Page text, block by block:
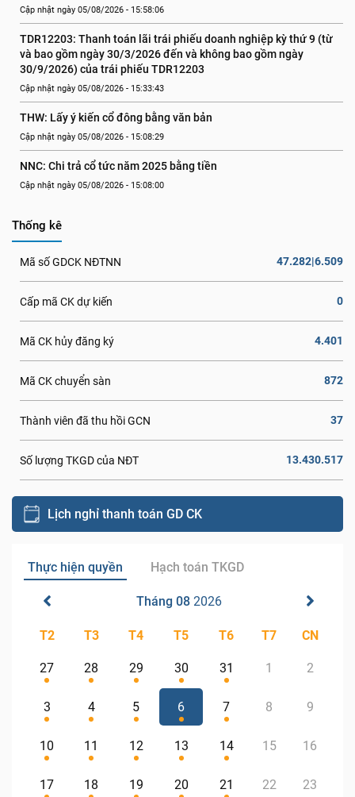
Cập nhật ngày 05/08/2026 - 15:58:06
TDR12203: Thanh toán lãi trái phiếu doanh nghiệp kỳ thứ 9 (từ
và bao gồm ngày 30/3/2026 đến và không bao gồm ngày
30/9/2026) của trái phiếu TDR12203
Cập nhật ngày 05/08/2026 - 15:33:43
THW: Lấy ý kiến cổ đông bằng văn bản
Cập nhật ngày 05/08/2026 - 15:08:29
NNC: Chi trả cổ tức năm 2025 bằng tiền
Cập nhật ngày 05/08/2026 - 15:08:00
Thống kê
Mã số GDCK NĐTNN 47.282|6.509
Cấp mã CK dự kiến 0
Mã CK hủy đăng ký 4.401
Mã CK chuyển sàn 872
Thành viên đã thu hồi GCN 37
Số lượng TKGD của NĐT 13.430.517
Lịch nghỉ thanh toán GD CK
Thực hiện quyền Hạch toán TKGD
Tháng 08 2026
T2 T3 T4 T5 T6 T7 CN
27 28 29 30 31 1 2
3 4 5 6 7 8 9
10 11 12 13 14 15 16
17 18 19 20 21 22 23